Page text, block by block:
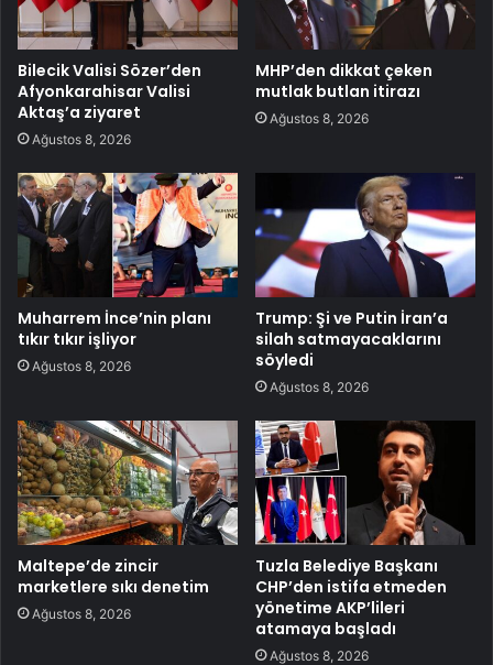
Bilecik Valisi Sözer’den
Afyonkarahisar Valisi
Aktaş’a ziyaret
Ağustos 8, 2026
MHP’den dikkat çeken
mutlak butlan itirazı
Ağustos 8, 2026
Muharrem İnce’nin planı
tıkır tıkır işliyor
Ağustos 8, 2026
Trump: Şi ve Putin İran’a
silah satmayacaklarını
söyledi
Ağustos 8, 2026
Maltepe’de zincir
marketlere sıkı denetim
Ağustos 8, 2026
Tuzla Belediye Başkanı
CHP’den istifa etmeden
yönetime AKP’lileri
atamaya başladı
Ağustos 8, 2026